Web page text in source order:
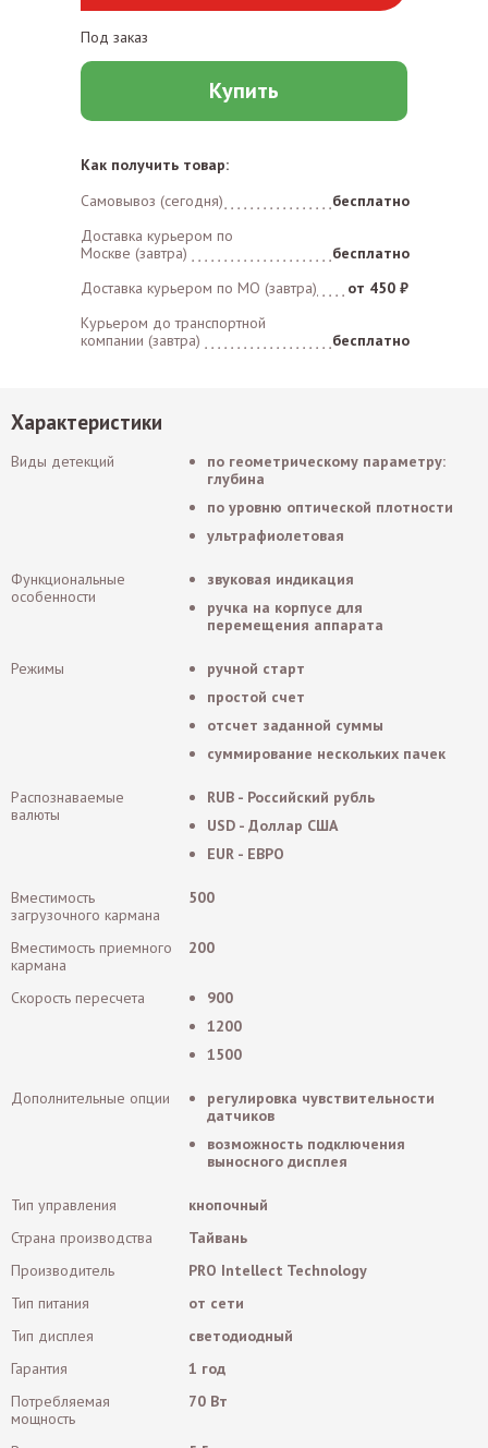
Под заказ
Купить
Как получить товар:
Самовывоз (сегодня)
бесплатно
Доставка курьером по
Москве (завтра)
бесплатно
Доставка курьером по MO (завтра)
от 450 ₽
Курьером до транспортной
компании (завтра)
бесплатно
Характеристики
Виды детекций
по геометрическому параметру:
глубина
по уровню оптической плотности
ультрафиолетовая
Функциональные
особенности
звуковая индикация
ручка на корпусе для
перемещения аппарата
Режимы
ручной старт
простой счет
отсчет заданной суммы
суммирование нескольких пачек
Распознаваемые
валюты
RUB - Российский рубль
USD - Доллар США
EUR - ЕВРО
Вместимость
загрузочного кармана
500
Вместимость приемного
кармана
200
Скорость пересчета
900
1200
1500
Дополнительные опции
регулировка чувствительности
датчиков
возможность подключения
выносного дисплея
Тип управления
кнопочный
Страна производства
Тайвань
Производитель
PRO Intellect Technology
Тип питания
от сети
Тип дисплея
светодиодный
Гарантия
1 год
Потребляемая
мощность
70 Вт